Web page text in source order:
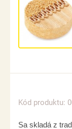
Kód produktu:
Sa skladá z